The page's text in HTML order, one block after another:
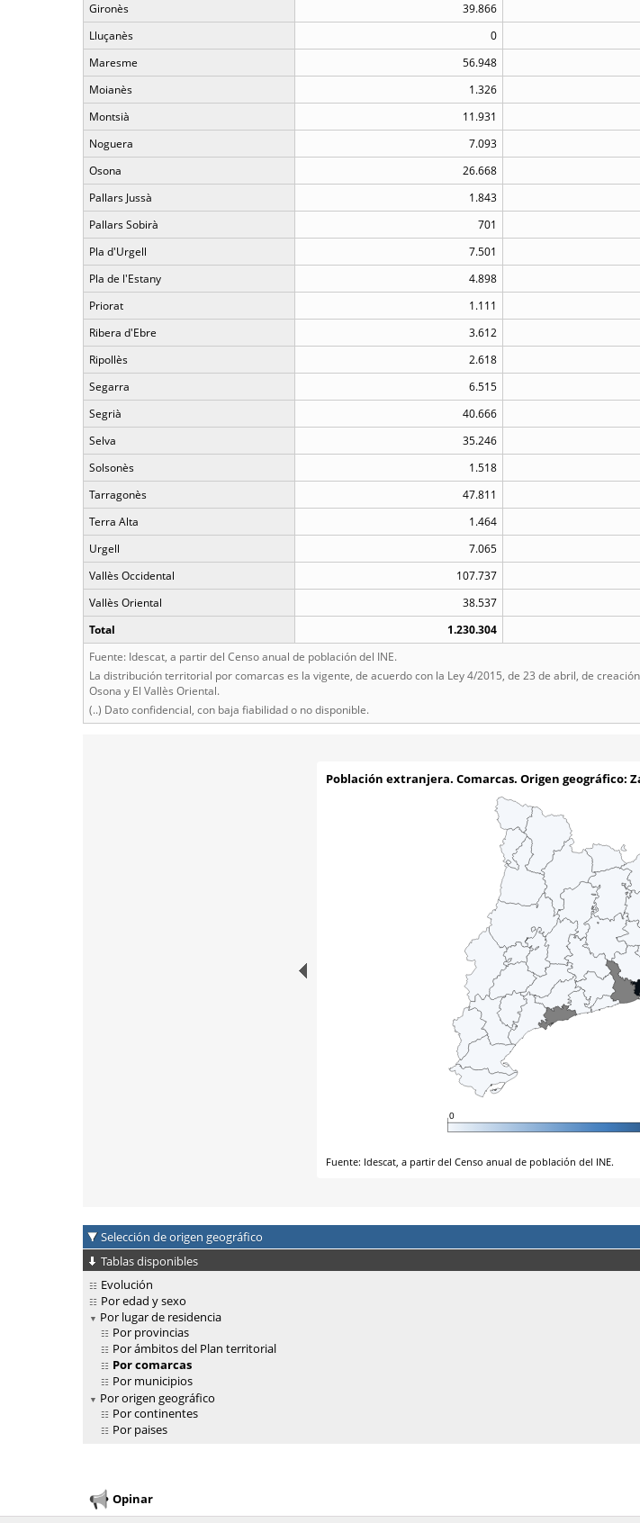
Gironès
39.866
Lluçanès
0
Maresme
56.948
Moianès
1.326
Montsià
11.931
Noguera
7.093
Osona
26.668
Pallars Jussà
1.843
Pallars Sobirà
701
Pla d'Urgell
7.501
Pla de l'Estany
4.898
Priorat
1.111
Ribera d'Ebre
3.612
Ripollès
2.618
Segarra
6.515
Segrià
40.666
Selva
35.246
Solsonès
1.518
Tarragonès
47.811
Terra Alta
1.464
Urgell
7.065
Vallès Occidental
107.737
Vallès Oriental
38.537
Total
1.230.304
Fuente: Idescat, a partir del Censo anual de población del INE.
La distribución territorial por comarcas es la vigente, de acuerdo con la Ley 4/2015, de 23 de abril, de
Osona y El Vallès Oriental.
(..) Dato confidencial, con baja fiabilidad o no disponible.
Selección de origen geográfico
Tablas disponibles
Evolución
Por edad y sexo
Por lugar de residencia
Por provincias
Por ámbitos del Plan territorial
Por comarcas
Por municipios
Por origen geográfico
Por continentes
Por paises
Opinar